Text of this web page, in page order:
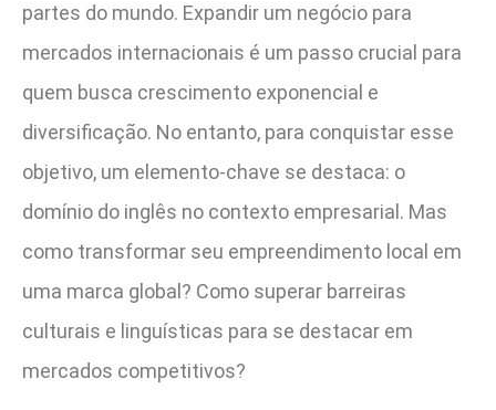
partes do mundo. Expandir um negócio para
mercados internacionais é um passo crucial para
quem busca crescimento exponencial e
diversificação. No entanto, para conquistar esse
objetivo, um elemento-chave se destaca: o
domínio do inglês no contexto empresarial. Mas
como transformar seu empreendimento local em
uma marca global? Como superar barreiras
culturais e linguísticas para se destacar em
mercados competitivos?